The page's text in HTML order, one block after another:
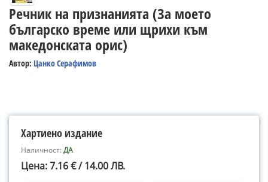
Речник на признанията (За моето
българско време или щрихи към
македонската орис)
Автор: Цанко Серафимов
Хартиено издание
Наличност:ДА
Цена: 7.16 € / 14.00 ЛВ.